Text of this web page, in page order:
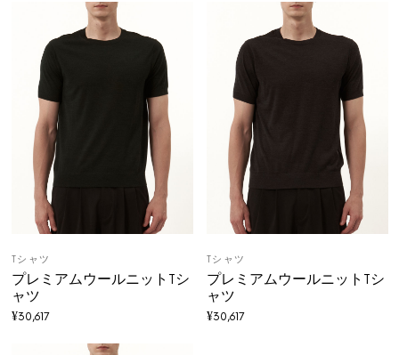
Tシャツ
プレミアムウールニットTシ
ャツ
¥30,617
Tシャツ
プレミアムウールニットTシ
ャツ
¥30,617